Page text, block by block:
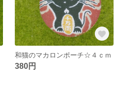
和猫のマカロンポーチ☆４ｃｍ
380円